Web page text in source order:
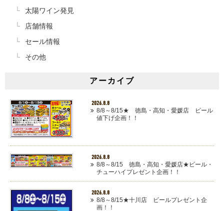
太陽ワイン発見
店舗情報
セール情報
その他
アーカイブ
2026.8.8
8/8～8/15★ 徳島・高知・愛媛店 ビール
値下げ企画！！
2026.8.8
8/8～8/15 徳島・高知・愛媛店★ビール・
チューハイプレゼント企画！！
2026.8.8
8/8～8/15★十川店 ビールプレゼント企
画！！